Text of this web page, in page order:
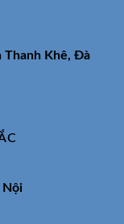
Thanh Khê, Đà
Nội